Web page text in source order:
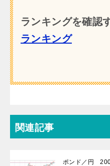
ランキングを確
ランキング
関連記事
ポンド／円